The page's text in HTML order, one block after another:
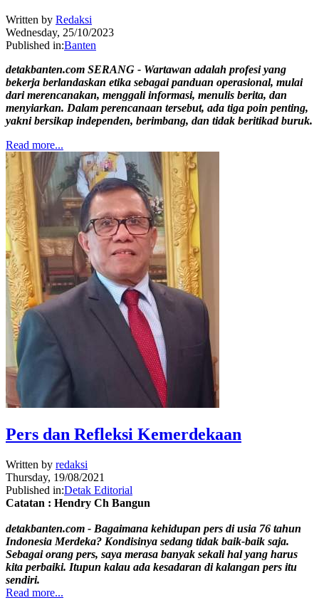
Written by Redaksi
Wednesday, 25/10/2023
Published in:Banten
detakbanten.com SERANG - Wartawan adalah profesi yang
bekerja berlandaskan etika sebagai panduan operasional, mulai
dari merencanakan, menggali informasi, menulis berita, dan
menyiarkan. Dalam perencanaan tersebut, ada tiga poin penting,
yakni bersikap independen, berimbang, dan tidak beritikad buruk.
Read more...
Pers dan Refleksi Kemerdekaan
Written by redaksi
Thursday, 19/08/2021
Published in:Detak Editorial
Catatan : Hendry Ch Bangun
detakbanten.com - Bagaimana kehidupan pers di usia 76 tahun
Indonesia Merdeka? Kondisinya sedang tidak baik-baik saja.
Sebagai orang pers, saya merasa banyak sekali hal yang harus
kita perbaiki. Itupun kalau ada kesadaran di kalangan pers itu
sendiri.
Read more...